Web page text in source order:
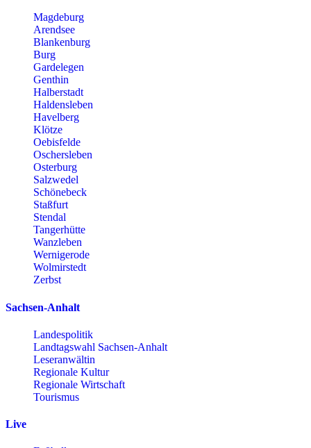
Magdeburg
Arendsee
Blankenburg
Burg
Gardelegen
Genthin
Halberstadt
Haldensleben
Havelberg
Klötze
Oebisfelde
Oschersleben
Osterburg
Salzwedel
Schönebeck
Staßfurt
Stendal
Tangerhütte
Wanzleben
Wernigerode
Wolmirstedt
Zerbst
Sachsen-Anhalt
Landespolitik
Landtagswahl Sachsen-Anhalt
Leseranwältin
Regionale Kultur
Regionale Wirtschaft
Tourismus
Live